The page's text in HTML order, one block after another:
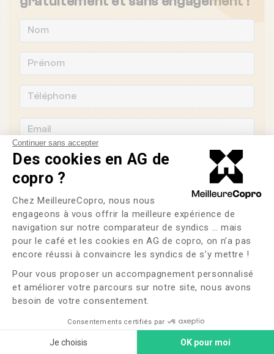
Continuer sans accepter
Des cookies en AG de
copro ?
Plateforme de Gestion du
Chez MeilleureCopro, nous nous
engageons à vous offrir la meilleure expérience de
navigation sur notre comparateur de syndics … mais
pour le café et les cookies en AG de copro, on n’a pas
encore réussi à convaincre les syndics de s’y mettre !
Pour vous proposer un accompagnement personnalisé
et améliorer votre parcours sur notre site, nous avons
besoin de votre consentement.
Consentements certifiés par
Je choisis OK pour moi
Axeptio consent
Souhaitez-vous changer de syndic ?
OUI NON
J'ai lu et j'accepte lesCGU et lapolitique de
Me faire rappeler